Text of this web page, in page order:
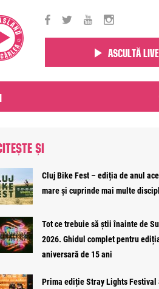
Ascultă live
ȘI
Cluj Bike Fest – ediția de anul
mare și cuprinde mai multe
Tot ce trebuie să știi înainte de
2026. Ghidul complet pentru
aniversară de 15 ani
Prima ediție Stray Lights Festival